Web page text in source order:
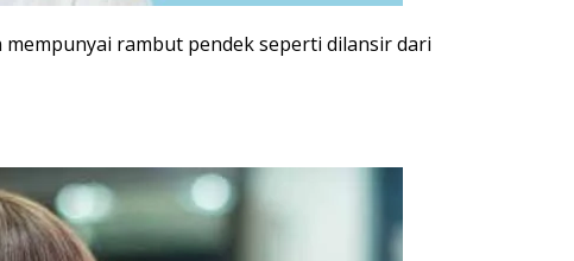
rambut pendek seperti dilansir dari